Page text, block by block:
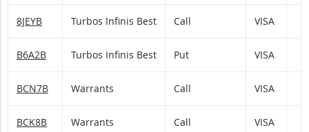
8JEYB Turbos Infinis Best Call VISA
B6A2B Turbos Infinis Best Put VISA
BCN7B Warrants Call VISA
BCK8B Warrants Call VISA